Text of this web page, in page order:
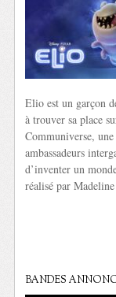
Elio est un garçon
à trouver sa place
Communiverse,
ambassadeurs
d’inventer un
réalisé par
BANDES